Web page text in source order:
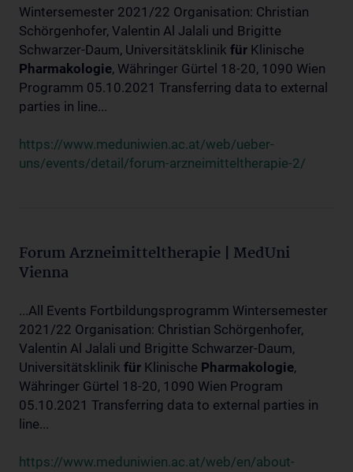
Wintersemester 2021/22 Organisation: Christian
Schörgenhofer, Valentin Al Jalali und Brigitte
Schwarzer-Daum, Universitätsklinik für Klinische
Pharmakologie, Währinger Gürtel 18-20, 1090 Wien
Programm 05.10.2021 Transferring data to external
parties in line...
https://www.meduniwien.ac.at/web/ueber-
uns/events/detail/forum-arzneimitteltherapie-2/
Forum Arzneimitteltherapie | MedUni
Vienna
...All Events Fortbildungsprogramm Wintersemester
2021/22 Organisation: Christian Schörgenhofer,
Valentin Al Jalali und Brigitte Schwarzer-Daum,
Universitätsklinik für Klinische Pharmakologie,
Währinger Gürtel 18-20, 1090 Wien Program
05.10.2021 Transferring data to external parties in
line...
https://www.meduniwien.ac.at/web/en/about-